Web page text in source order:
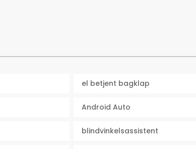
el betjent bagklap
Android Auto
blindvinkelsassistent